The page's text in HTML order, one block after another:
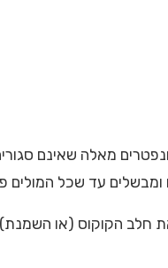
מאלה שאינם
עד שכל המולים